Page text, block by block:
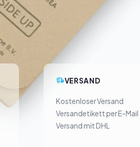
VERSAND
Kostenloser Versand
Versandetikett per E-Mail
Versand mit DHL